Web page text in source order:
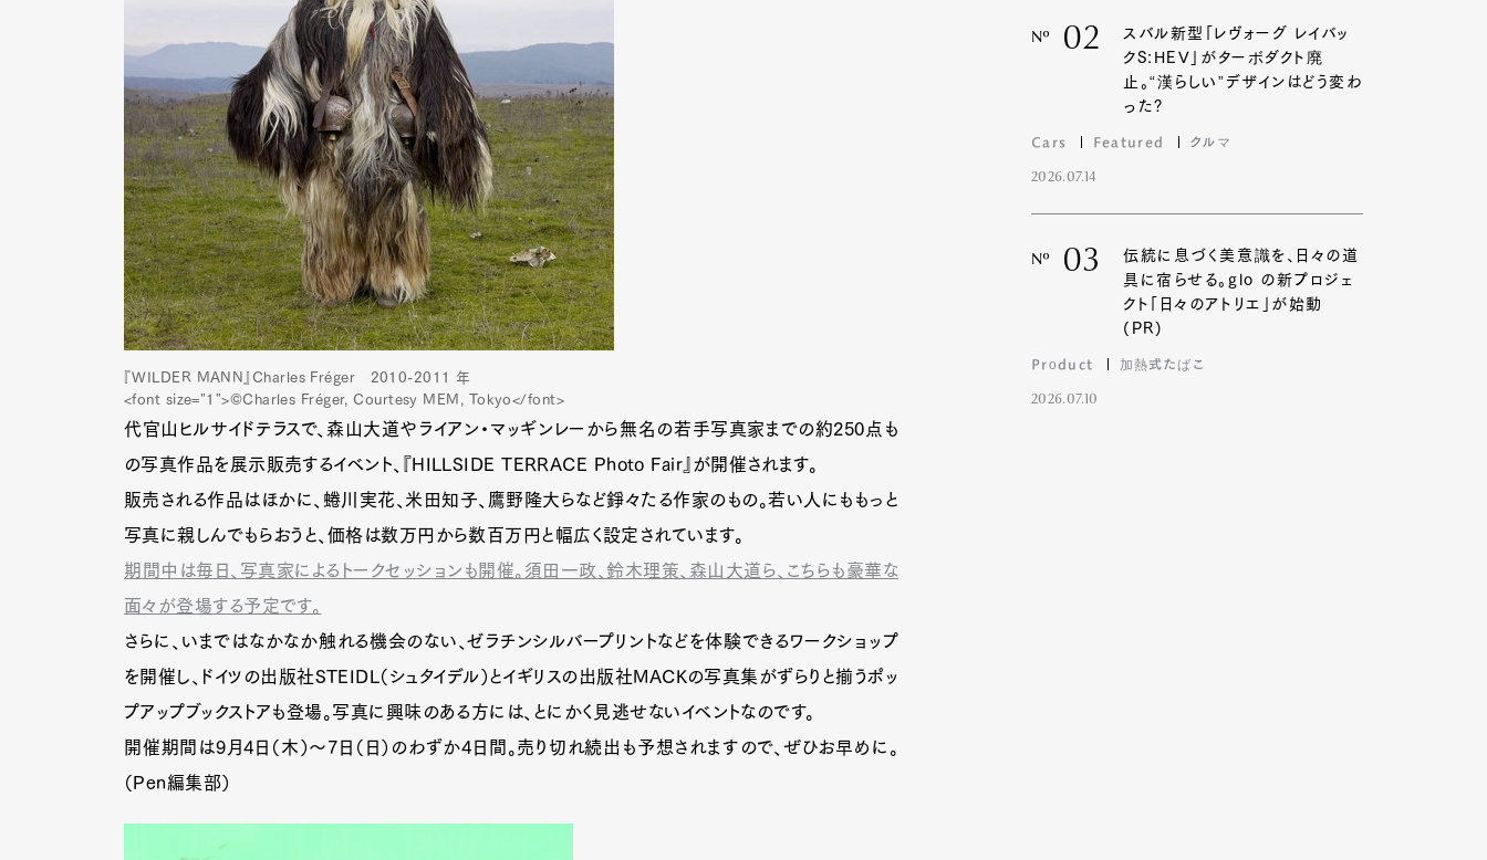
『WILDER MANN』Charles Fréger 2010-2011 年
<font size="1">©Charles Fréger, Courtesy MEM, Tokyo</font>
代官山ヒルサイドテラスで、森山大道やライアン・マッギンレーから無名の若手写真家までの約250点も
の写真作品を展示販売するイベント、『HILLSIDE TERRACE Photo Fair』が開催されます。
販売される作品はほかに、蜷川実花、米田知子、鷹野隆大らなど錚々たる作家のもの。若い人にももっと
写真に親しんでもらおうと、価格は数万円から数百万円と幅広く設定されています。
期間中は毎日、写真家によるトークセッションも開催。須田一政、鈴木理策、森山大道ら、こちらも豪華な
面々が登場する予定です。
さらに、いまではなかなか触れる機会のない、ゼラチンシルバープリントなどを体験できるワークショップ
を開催し、ドイツの出版社STEIDL（シュタイデル）とイギリスの出版社MACKの写真集がずらりと揃うポッ
プアップブックストアも登場。写真に興味のある方には、とにかく見逃せないイベントなのです。
開催期間は9月4日（木）～7日（日）のわずか4日間。売り切れ続出も予想されますので、ぜひお早めに。
（Pen編集部）
Nº 02
スバル新型「レヴォーグ レイバッ
クS:HEV」がターボダクト廃
止。“漢らしい”デザインはどう変わ
った?
Cars Featured クルマ
2026.07.14
Nº 03
伝統に息づく美意識を、日々の道
具に宿らせる。glo の新プロジェ
クト「日々のアトリエ」が始動
(PR)
Product 加熱式たばこ
2026.07.10